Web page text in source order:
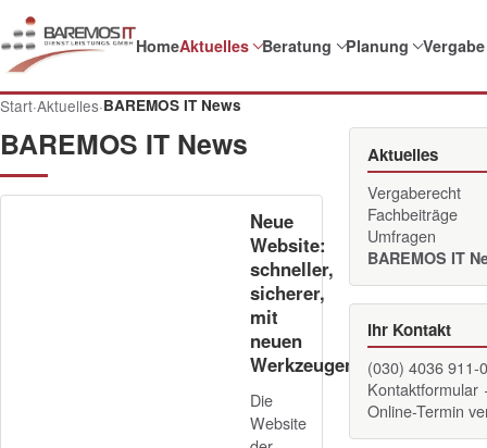
HomeAktuelles Beratung Planung Vergabe
Start·Aktuelles·BAREMOS IT News
BAREMOS IT News
Neue
Website:
schneller,
sicherer,
mit
neuen
Werkzeugen
Die
Website
Aktuelles
Vergaberecht
Fachbeiträge
Umfragen
BAREMOS IT
Ihr Kontakt
(030) 4036 911-
Online-Termin